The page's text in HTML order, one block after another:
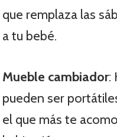
que remplaza las
a tu bebé.
Mueble cambiador:
pueden ser
el que más te